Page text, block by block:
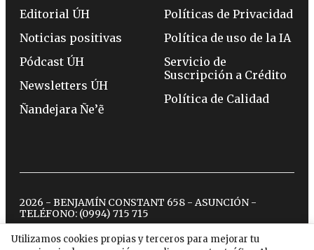
Utilizamos cookies propias y terceros para mejorar tu
Editorial ÚH
Noticias positivas
Pódcast ÚH
Newsletters ÚH
Ñandejara Ñe’ẽ
Políticas de Privacidad
Política de uso de la IA
Servicio de
Suscripción a Crédito
Política de Calidad
2026 - BENJAMÍN CONSTANT 658 - ASUNCIÓN -
TELÉFONO: (0994) 715 715